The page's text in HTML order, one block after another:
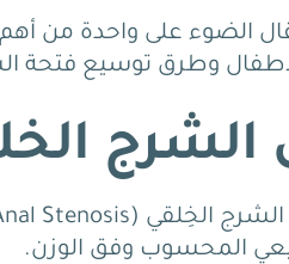
الضوء على واحدة من
وطرق توسيع فتحة
المحسوب وفق الوزن.